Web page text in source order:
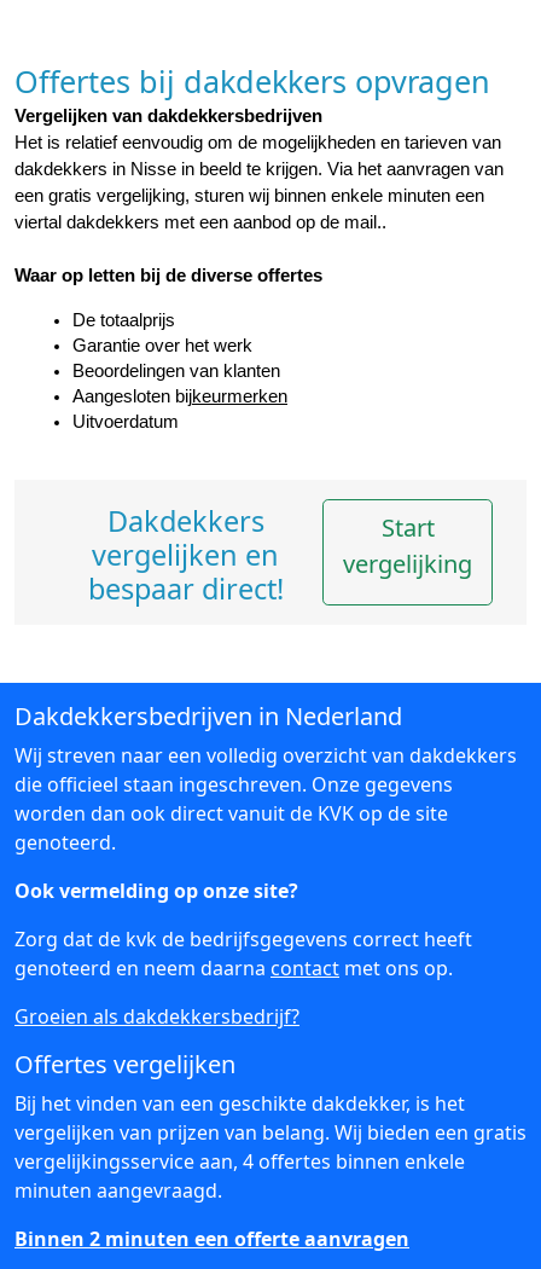
Offertes bij dakdekkers opvragen
Vergelijken van dakdekkersbedrijven
Het is relatief eenvoudig om de mogelijkheden en tarieven van
dakdekkers in Nisse in beeld te krijgen. Via het aanvragen van
een gratis vergelijking, sturen wij binnen enkele minuten een
viertal dakdekkers met een aanbod op de mail..
Waar op letten bij de diverse offertes
De totaalprijs
Garantie over het werk
Beoordelingen van klanten
Aangesloten bijkeurmerken
Uitvoerdatum
Dakdekkers
vergelijken en
bespaar direct!
Start
vergelijking
Dakdekkersbedrijven in Nederland
Wij streven naar een volledig overzicht van dakdekkers
die officieel staan ingeschreven. Onze gegevens
worden dan ook direct vanuit de KVK op de site
genoteerd.
Ook vermelding op onze site?
Zorg dat de kvk de bedrijfsgegevens correct heeft
genoteerd en neem daarna contact met ons op.
Groeien als dakdekkersbedrijf?
Offertes vergelijken
Bij het vinden van een geschikte dakdekker, is het
vergelijken van prijzen van belang. Wij bieden een gratis
vergelijkingsservice aan, 4 offertes binnen enkele
minuten aangevraagd.
Binnen 2 minuten een offerte aanvragen